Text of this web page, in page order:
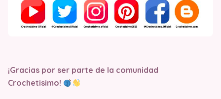
¡Gracias por ser parte de la comunidad
Crochetisimo!